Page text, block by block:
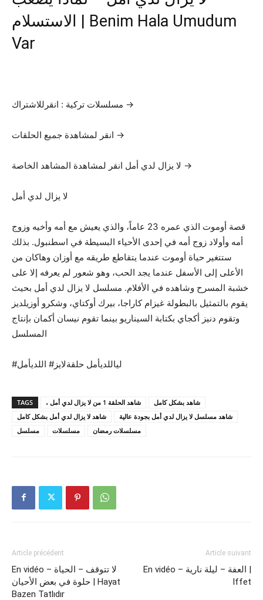
الاستسلام | Benim Hala Umudum
Var
مسلسلات تركية : انقرللاشتراك →
انقر لمشاهدة جميع الحلقات →
لا يزال لدي أمل انقر لمشاهدة المشاهد الخاصة →
لا يزال لدي أمل
قصة أوموت الذي عمره 23 عاماً، والذي يعيش مع أمه وأخيه وزوج
أمه وأولاد زوج أمه في إحدى الأحياء البسيطة في اسطنبول. بذلك
ستتغير حياة أوموت عندما يتقاطع طريقه مع أوزان وهاكان من
الأعلى إلى الأسفل عندما يجد الحب، وهو شعور لم يعرفه إلا على
خشبة المسرح وشاهده في الأفلام. مسلسل لا يزال لدي أمل بحيث
يقوم بالتمثيل بالبطولة غيزام كاراجا، بيرك أوكتاي، وشكرو أوزيلديز
وتقوم دنيز أكجاي بكتابة السيناريو بينما تقوم نيسان أكمان بإنتاج
المسلسل
#لياللديأمل حلقةلايز# اللديأمل
TAGS ، شاهد الحلقة 1 من لا يزال لدي أمل
شاهد بشكل كامل
شاهد لا يزال لدي أمل بشكل كامل
شاهد مسلسل لا يزال لدي أمل بجودة عالية
مسلسل
مسلسلات مسلسلات رمضان
Article précédent
En vidéo – لا تتوقف – الحياة
حلوة في بعض الأحيان | Hayat
Bazen Tatlıdır
Article suivant
En vidéo – العفة – ليلة نارية |
Iffet